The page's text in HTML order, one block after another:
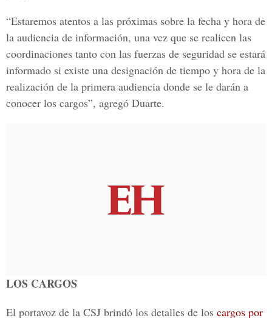
“Estaremos atentos a las próximas sobre la fecha y hora de
la audiencia de información, una vez que se realicen las
coordinaciones tanto con las fuerzas de seguridad se estará
informado si existe una designación de tiempo y hora de la
realización de la primera audiencia donde se le darán a
conocer los cargos”, agregó Duarte.
LOS CARGOS
El portavoz de la CSJ brindó los detalles de los cargos por